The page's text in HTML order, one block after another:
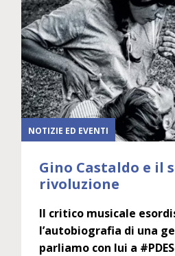
NOTIZIE ED EVENTI
Gino Castaldo e il
rivoluzione
Il critico musicale
l’autobiografia di una
parliamo con lui a